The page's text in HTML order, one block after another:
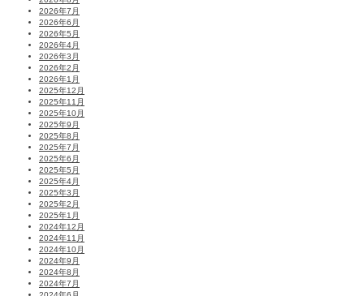
2026年7月
2026年6月
2026年5月
2026年4月
2026年3月
2026年2月
2026年1月
2025年12月
2025年11月
2025年10月
2025年9月
2025年8月
2025年7月
2025年6月
2025年5月
2025年4月
2025年3月
2025年2月
2025年1月
2024年12月
2024年11月
2024年10月
2024年9月
2024年8月
2024年7月